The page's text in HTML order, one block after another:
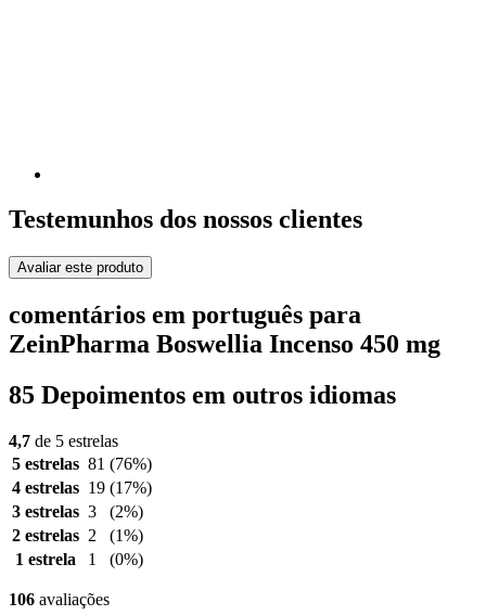
Testemunhos dos nossos clientes
Avaliar este produto
comentários em português para
ZeinPharma Boswellia Incenso 450 mg
85 Depoimentos em outros idiomas
4,7 de 5 estrelas
5 estrelas 81 (76%)
4 estrelas 19 (17%)
3 estrelas 3
(2%)
2 estrelas 2
(1%)
1 estrela
1 (0%)
106 avaliações